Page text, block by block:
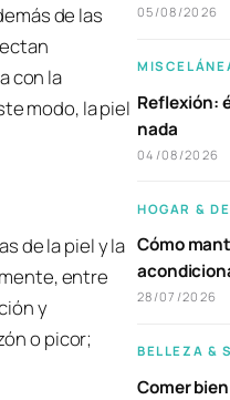
de las
con la
modo, la piel
de la piel y la
entre
y
o picor;
05/08/2026
Reflexión:
nada
04/08/2026
HOGAR &
Cómo
28/07/2026
BELLEZA &
Comer